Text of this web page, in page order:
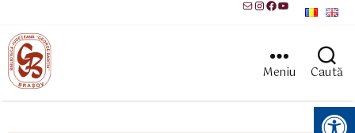
MailInstagram
Facebook
YouTube
Meniu Caută
Instrumente pentru accesibilitate